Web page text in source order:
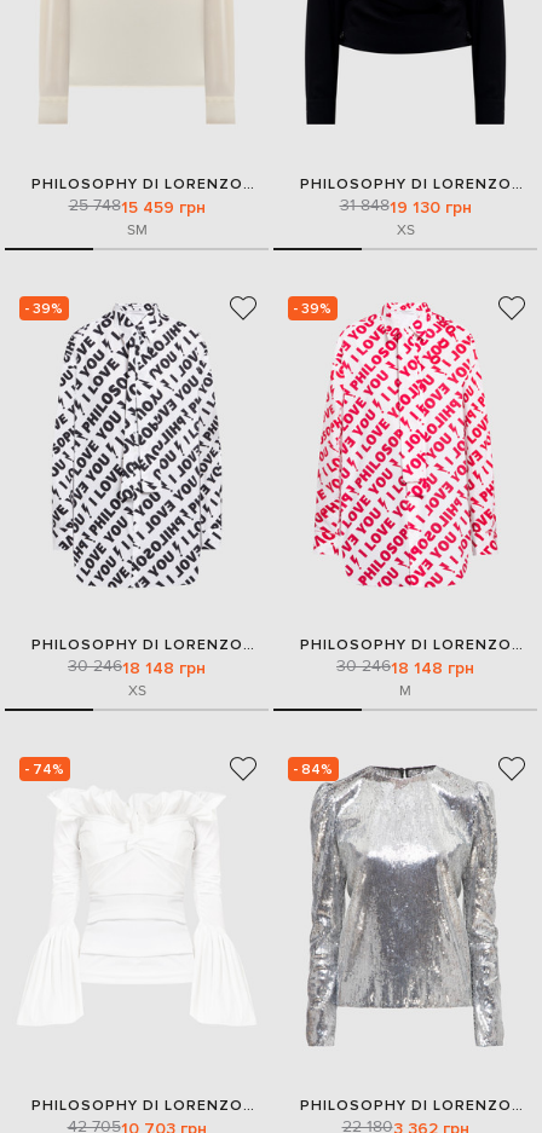
PHILOSOPHY DI LORENZO
SERAFINI
25 74815 459 грн
SM
PHILOSOPHY DI LORENZO
SERAFINI
31 84819 130 грн
XS
- 39%
PHILOSOPHY DI LORENZO
SERAFINI
30 24618 148 грн
XS
- 39%
PHILOSOPHY DI LORENZO
SERAFINI
30 24618 148 грн
M
- 74%
PHILOSOPHY DI LORENZO
SERAFINI
42 70510 703 грн
- 84%
PHILOSOPHY DI LORENZO
SERAFINI
22 1803 362 грн